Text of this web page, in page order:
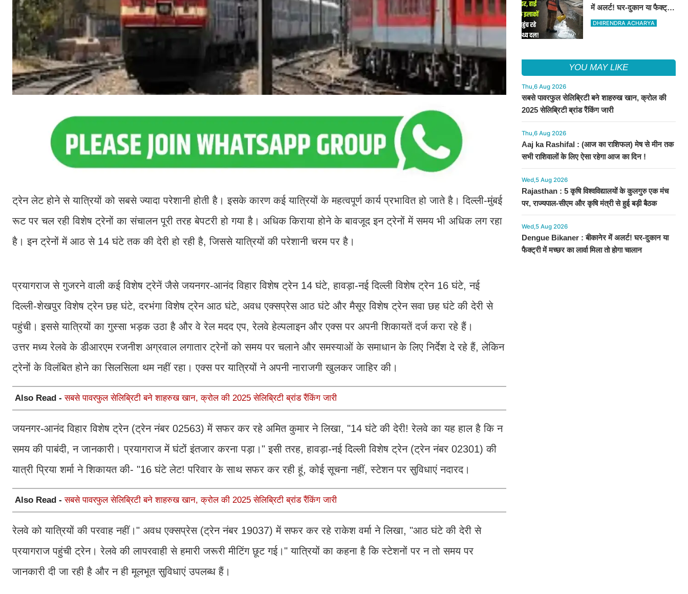
ट्रेन लेट होने से यात्रियों को सबसे ज्यादा परेशानी होती है। इसके कारण कई यात्रियों के महत्वपूर्ण कार्य प्रभावित हो जाते है। दिल्ली-मुंबई
रूट पर चल रही विशेष ट्रेनों का संचालन पूरी तरह बेपटरी हो गया है। अधिक किराया होने के बावजूद इन ट्रेनों में समय भी अधिक लग रहा
है। इन ट्रेनों में आठ से 14 घंटे तक की देरी हो रही है, जिससे यात्रियों की परेशानी चरम पर है।
प्रयागराज से गुजरने वाली कई विशेष ट्रेनें जैसे जयनगर-आनंद विहार विशेष ट्रेन 14 घंटे, हावड़ा-नई दिल्ली विशेष ट्रेन 16 घंटे, नई
दिल्ली-शेखपुर विशेष ट्रेन छह घंटे, दरभंगा विशेष ट्रेन आठ घंटे, अवध एक्सप्रेस आठ घंटे और मैसूर विशेष ट्रेन सवा छह घंटे की देरी से
पहुंची। इससे यात्रियों का गुस्सा भड़क उठा है और वे रेल मदद एप, रेलवे हेल्पलाइन और एक्स पर अपनी शिकायतें दर्ज करा रहे हैं।
उत्तर मध्य रेलवे के डीआरएम रजनीश अग्रवाल लगातार ट्रेनों को समय पर चलाने और समस्याओं के समाधान के लिए निर्देश दे रहे हैं, लेकिन
ट्रेनों के विलंबित होने का सिलसिला थम नहीं रहा। एक्स पर यात्रियों ने अपनी नाराजगी खुलकर जाहिर की।
Also Read -सबसे पावरफुल सेलिब्रिटी बने शाहरुख खान, क्रोल की 2025 सेलिब्रिटी ब्रांड रैंकिंग जारी
जयनगर-आनंद विहार विशेष ट्रेन (ट्रेन नंबर 02563) में सफर कर रहे अमित कुमार ने लिखा, "14 घंटे की देरी! रेलवे का यह हाल है कि न
समय की पाबंदी, न जानकारी। प्रयागराज में घंटों इंतजार करना पड़ा।" इसी तरह, हावड़ा-नई दिल्ली विशेष ट्रेन (ट्रेन नंबर 02301) की
यात्री प्रिया शर्मा ने शिकायत की- "16 घंटे लेट! परिवार के साथ सफर कर रही हूं, कोई सूचना नहीं, स्टेशन पर सुविधाएं नदारद।
Also Read -सबसे पावरफुल सेलिब्रिटी बने शाहरुख खान, क्रोल की 2025 सेलिब्रिटी ब्रांड रैंकिंग जारी
रेलवे को यात्रियों की परवाह नहीं।" अवध एक्सप्रेस (ट्रेन नंबर 19037) में सफर कर रहे राकेश वर्मा ने लिखा, "आठ घंटे की देरी से
प्रयागराज पहुंची ट्रेन। रेलवे की लापरवाही से हमारी जरूरी मीटिंग छूट गई।" यात्रियों का कहना है कि स्टेशनों पर न तो समय पर
जानकारी दी जा रही है और न ही मूलभूत सुविधाएं उपलब्ध हैं।
में अलर्ट! घर-दुकान या फैक्ट्री
में मच्छर का लार्वा मिला तो होगा
DHIRENDRA ACHARYA
YOU MAY LIKE
Thu,6 Aug 2026
सबसे पावरफुल सेलिब्रिटी बने शाहरुख खान, क्रोल की
2025 सेलिब्रिटी ब्रांड रैंकिंग जारी
Thu,6 Aug 2026
Aaj ka Rashifal : (आज का राशिफल) मेष से मीन तक
सभी राशिवालों के लिए ऐसा रहेगा आज का दिन !
Wed,5 Aug 2026
Rajasthan : 5 कृषि विश्वविद्यालयों के कुलगुरु एक मंच
पर, राज्यपाल-सीएम और कृषि मंत्री से हुई बड़ी बैठक
Wed,5 Aug 2026
Dengue Bikaner : बीकानेर में अलर्ट! घर-दुकान या
फैक्ट्री में मच्छर का लार्वा मिला तो होगा चालान